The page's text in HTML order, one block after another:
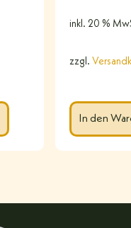
inkl. 20 %
zzgl.
In den